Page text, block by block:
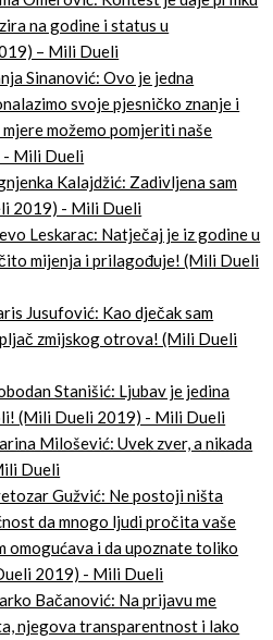
na godine i status u
– Mili Dueli
Sinanović: Ovo je jedna
svoje pjesničko znanje i
možemo pomjeriti naše
- Mili Dueli
Kalajdžić: Zadivljena sam
2019) - Mili Dueli
Leskarac: Natječaj je iz godine u
mijenja i prilagođuje! (Mili Dueli
Jusufović: Kao dječak sam
zmijskog otrova! (Mili Dueli
Stanišić: Ljubav je jedina
(Mili Dueli 2019) - Mili Dueli
Milošević: Uvek zver, a nikada
Dueli
Gužvić: Ne postoji ništa
da mnogo ljudi pročita vaše
omogućava i da upoznate toliko
2019) - Mili Dueli
Bačanović: Na prijavu me
njegova transparentnost i lako